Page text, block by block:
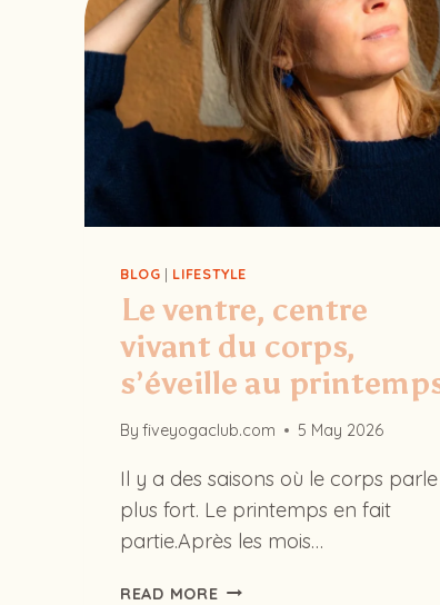
BLOG | LIFESTYLE
Le ventre, centre
vivant du corps,
s’éveille au
By fiveyogaclub.com 5 May 2026
Il y a des saisons où le corps parle
plus fort. Le printemps en fait
partie.Après les mois…
READ MORELE